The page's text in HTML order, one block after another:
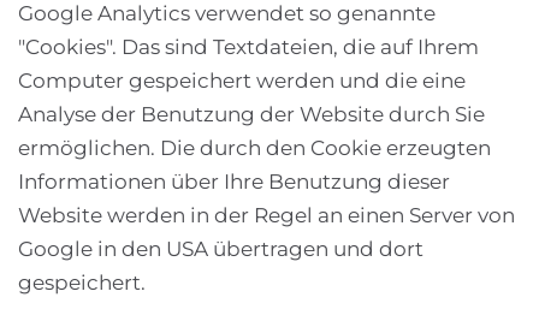
Google Analytics verwendet so genannte
"Cookies". Das sind Textdateien, die auf Ihrem
Computer gespeichert werden und die eine
Analyse der Benutzung der Website durch Sie
ermöglichen. Die durch den Cookie erzeugten
Informationen über Ihre Benutzung dieser
Website werden in der Regel an einen Server von
Google in den USA übertragen und dort
gespeichert.